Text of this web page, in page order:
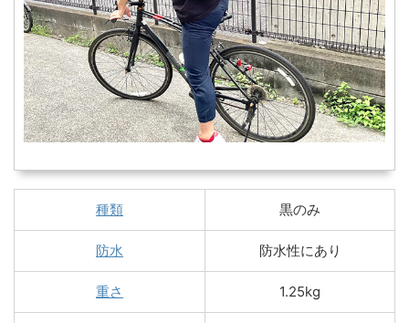
種類 黒のみ
防水 防水性にあり
重さ 1.25kg